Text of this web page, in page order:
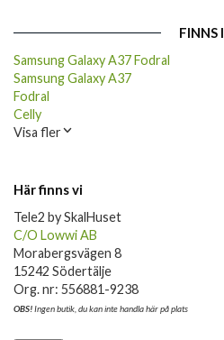
FINNS I
Samsung Galaxy A37 Fodral
Samsung Galaxy A37
Fodral
Celly
Visa fler
Här finns vi
Tele2 by SkalHuset
C/O Lowwi AB
Morabergsvägen 8
15242 Södertälje
Org. nr: 556881-9238
OBS!Ingen butik, du kan inte handla här på plats